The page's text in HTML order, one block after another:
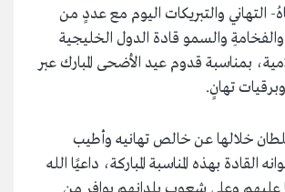
التهاني والتبريكات اليوم مع عددٍ من
والسمو قادة الدول الخليجية
بمناسبة قدوم عيد الأضحى المبارك عبر
تهانٍ.
خلالها عن خالص تهانيه وأطيب
القادة بهذه المناسبة المباركة، داعيًا الله